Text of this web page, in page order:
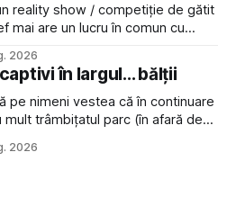
reality show / competiție de gătit
mai are un lucru în comun cu
după care m-a făcut să mă
de el. Nu mi-a plăcut faptul
2026
în largul... bălții
pe nimeni vestea că în continuare
trâmbițatul parc (în afară de
lumea care trece prin zonă). Am
2026